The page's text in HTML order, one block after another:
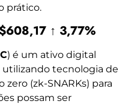
prático.
↑ 3,77%
) é um ativo digital
tecnologia de
(zk-SNARKs) para
possam ser